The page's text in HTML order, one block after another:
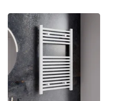
Scarico
Per scarico a salterello
Installazione
Monoforo
Flessibili Di Collegamento
Inclusi
Piletta